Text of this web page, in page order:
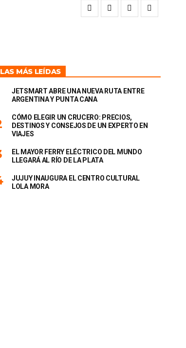
LAS MÁS LEÍDAS
JETSMART ABRE UNA NUEVA RUTA ENTRE
ARGENTINA Y PUNTA CANA
CÓMO ELEGIR UN CRUCERO: PRECIOS,
DESTINOS Y CONSEJOS DE UN EXPERTO EN
VIAJES
EL MAYOR FERRY ELÉCTRICO DEL MUNDO
LLEGARÁ AL RÍO DE LA PLATA
JUJUY INAUGURA EL CENTRO CULTURAL
LOLA MORA